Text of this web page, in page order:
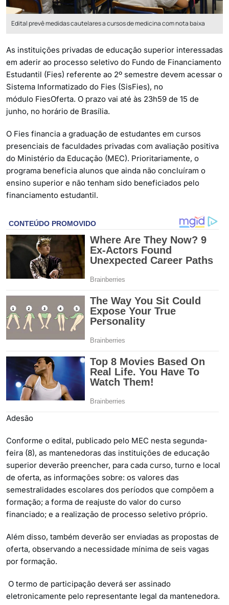
Edital prevê medidas cautelares a cursos de medicina com nota baixa
As instituições privadas de educação superior interessadas
em aderir ao processo seletivo do Fundo de Financiamento
Estudantil (Fies) referente ao 2º semestre devem acessar o
Sistema Informatizado do Fies (SisFies), no
módulo FiesOferta. O prazo vai até às 23h59 de 15 de
junho, no horário de Brasília.
O Fies financia a graduação de estudantes em cursos
presenciais de faculdades privadas com avaliação positiva
do Ministério da Educação (MEC). Prioritariamente, o
programa beneficia alunos que ainda não concluíram o
ensino superior e não tenham sido beneficiados pelo
financiamento estudantil.
Adesão
Conforme o edital, publicado pelo MEC nesta segunda-
feira (8), as mantenedoras das instituições de educação
superior deverão preencher, para cada curso, turno e local
de oferta, as informações sobre: os valores das
semestralidades escolares dos períodos que compõem a
formação; a forma de reajuste do valor do curso
financiado; e a realização de processo seletivo próprio.
Além disso, também deverão ser enviadas as propostas de
oferta, observando a necessidade mínima de seis vagas
por formação.
O termo de participação deverá ser assinado
eletronicamente pelo representante legal da mantenedora.